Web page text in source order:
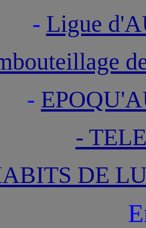
- Ligue
-
-
DE